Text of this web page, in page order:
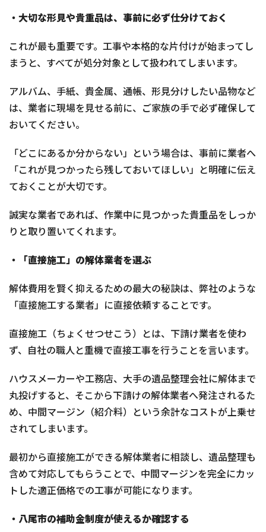
・大切な形見や貴重品は、事前に必ず仕分けておく
これが最も重要です。工事や本格的な片付けが始まってし
まうと、すべてが処分対象として扱われてしまいます。
アルバム、手紙、貴金属、通帳、形見分けしたい品物など
は、業者に現場を見せる前に、ご家族の手で必ず確保して
おいてください。
「どこにあるか分からない」という場合は、事前に業者へ
「これが見つかったら残しておいてほしい」と明確に伝え
ておくことが大切です。
誠実な業者であれば、作業中に見つかった貴重品をしっか
りと取り置いてくれます。
・「直接施工」の解体業者を選ぶ
解体費用を賢く抑えるための最大の秘訣は、弊社のような
「直接施工する業者」に直接依頼することです。
直接施工（ちょくせつせこう）とは、下請け業者を使わ
ず、自社の職人と重機で直接工事を行うことを言います。
ハウスメーカーや工務店、大手の遺品整理会社に解体まで
丸投げすると、そこから下請けの解体業者へ発注されるた
め、中間マージン（紹介料）という余計なコストが上乗せ
されてしまいます。
最初から直接施工ができる解体業者に相談し、遺品整理も
含めて対応してもらうことで、中間マージンを完全にカッ
トした適正価格での工事が可能になります。
・ 八尾市の補助金制度が使えるか確認する